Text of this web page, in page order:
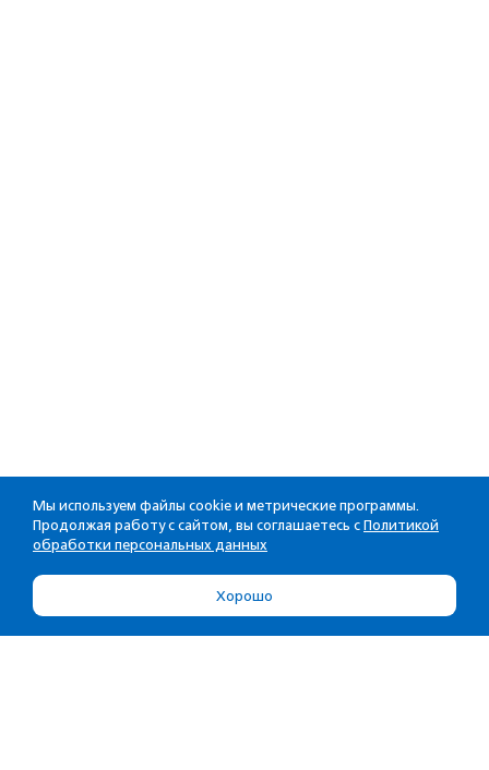
Мы используем файлы cookie и метрические программы.
Продолжая работу с сайтом, вы соглашаетесь с Политикой
обработки персональных данных
Хорошо